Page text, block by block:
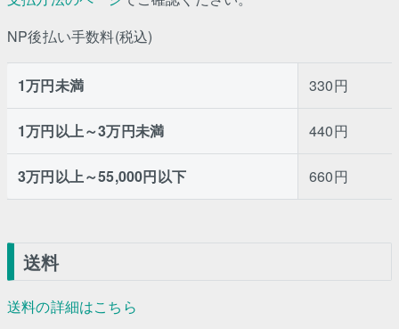
NP後払い手数料(税込)
1万円未満 330円
1万円以上～3万円未満 440円
3万円以上～55,000円以下 660円
送料
送料の詳細はこちら